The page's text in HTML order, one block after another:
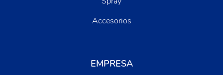
Accesorios
EMPRESA